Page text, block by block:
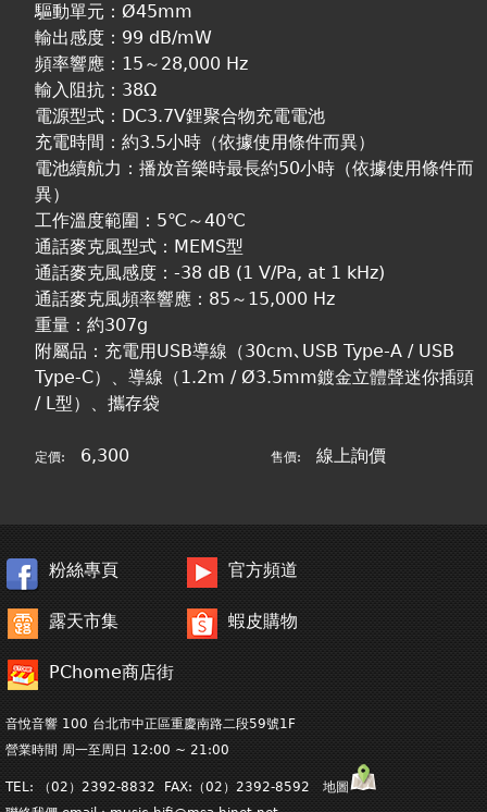
驅動單元：Ø45mm
輸出感度：99 dB/mW
頻率響應：15～28,000 Hz
輸入阻抗：38Ω
電源型式：DC3.7V鋰聚合物充電電池
充電時間：約3.5小時（依據使用條件而異）
電池續航力：播放音樂時最長約50小時（依據使用條件而
異）
工作溫度範圍：5℃～40℃
通話麥克風型式：MEMS型
通話麥克風感度：-38 dB (1 V/Pa, at 1 kHz)
通話麥克風頻率響應：85～15,000 Hz
重量：約307g
附屬品：充電用USB導線（30cm､USB Type-A / USB
Type-C）、導線（1.2m / Ø3.5mm鍍金立體聲迷你插頭
/ L型）、攜存袋
定價: 6,300 售價: 線上詢價
粉絲專頁 官方頻道
露天市集 蝦皮購物
PChome商店街
音悅音響 100 台北市中正區重慶南路二段59號1F
營業時間 周一至周日 12:00 ~ 21:00
TEL: （02）2392-8832 FAX:（02）2392-8592 地圖